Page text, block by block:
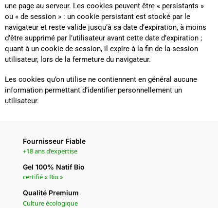
une page au serveur. Les cookies peuvent être « persistants »
ou « de session » : un cookie persistant est stocké par le
navigateur et reste valide jusqu’à sa date d’expiration, à moins
d’être supprimé par l’utilisateur avant cette date d’expiration ;
quant à un cookie de session, il expire à la fin de la session
utilisateur, lors de la fermeture du navigateur.
Les cookies qu’on utilise ne contiennent en général aucune
information permettant d’identifier personnellement un
utilisateur.
Fournisseur Fiable
+18 ans d’expertise
Gel 100% Natif Bio
certifié « Bio »
Qualité Premium
Culture écologique